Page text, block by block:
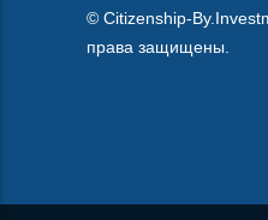
© Citizenship-
права защищены.